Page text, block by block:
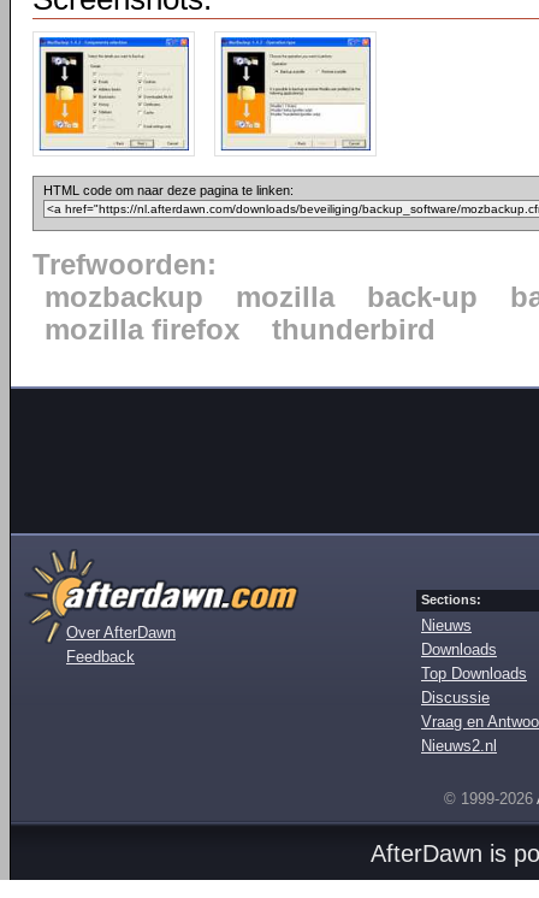
HTML code om naar deze pagina te linken:
Trefwoorden:
mozbackup
mozilla back-up
mozilla firefox
thunderbird
Over AfterDawn
Feedback
Sections:
Nieuws
Downloads
Top Downloads
Discussie
Vraag en
Nieuws2.nl
© 1999-2026
AfterDawn is